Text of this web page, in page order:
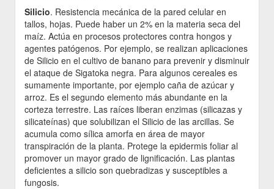
Silicio. Resistencia mecánica de la pared celular en
tallos, hojas. Puede haber un 2% en la materia seca del
maíz. Actúa en procesos protectores contra hongos y
agentes patógenos. Por ejemplo, se realizan aplicaciones
de Silicio en el cultivo de banano para prevenir y disminuir
el ataque de Sigatoka negra. Para algunos cereales es
sumamente importante, por ejemplo caña de azúcar y
arroz. Es el segundo elemento más abundante en la
corteza terrestre. Las raíces liberan enzimas (silicazas y
silicateínas) que solubilizan el Silicio de las arcillas. Se
acumula como sílica amorfa en área de mayor
transpiración de la planta. Protege la epidermis foliar al
promover un mayor grado de lignificación. Las plantas
deficientes a silicio son quebradizas y susceptibles a
fungosis.